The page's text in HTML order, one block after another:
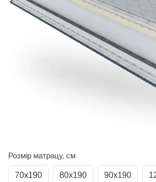
Розмір матрацу, см
70х190 80х190 90х190